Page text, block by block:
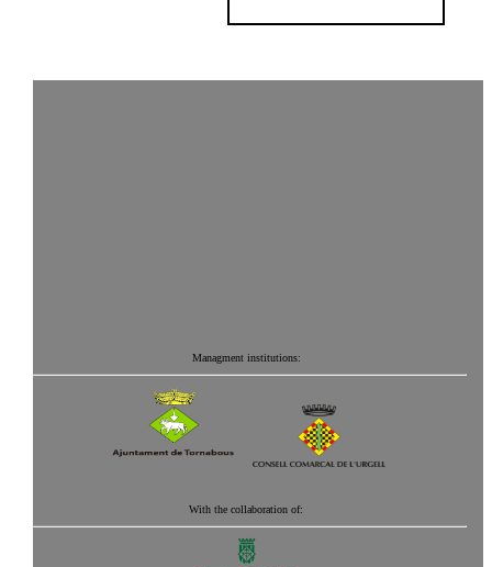
Managment institutions:
With the collaboration of: